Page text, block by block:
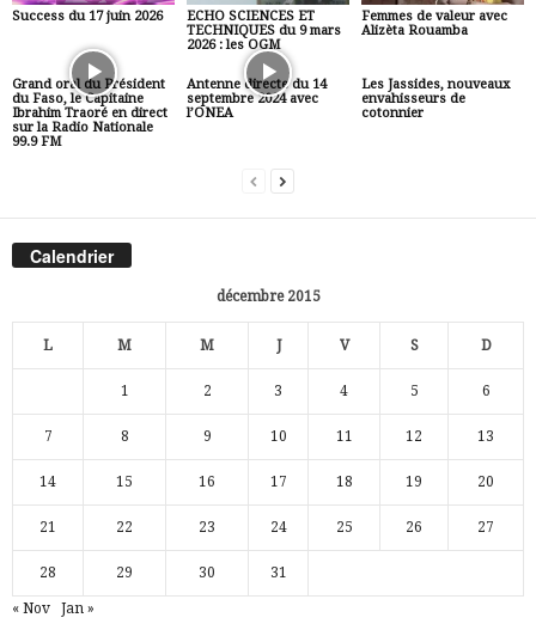
Success du 17 juin 2026
ECHO SCIENCES ET
TECHNIQUES du 9 mars
2026 : les OGM
Femmes de valeur avec
Alizèta Rouamba
Grand oral du Président
du Faso, le Capitaine
Ibrahim Traoré en direct
sur la Radio Nationale
99.9 FM
Antenne directe du 14
septembre 2024 avec
l’ONEA
Les Jassides, nouveaux
envahisseurs de
cotonnier
Calendrier
décembre 2015
L M M J V S D
1 2 3 4 5 6
7 8 9 10 11 12 13
14 15 16 17 18 19 20
21 22 23 24 25 26 27
28 29 30 31
« Nov Jan »